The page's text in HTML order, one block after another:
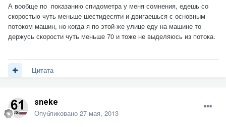
А вообще по показанию спидометра у меня сомнения, едешь со
скоростью чуть меньше шестидесяти и двигаешься с основным
потоком машин, но когда я по этой-же улице еду на машине то
держусь скорости чуть меньше 70 и тоже не выделяюсь из потока.
Цитата
sneke
Опубликовано 27 мая, 2013